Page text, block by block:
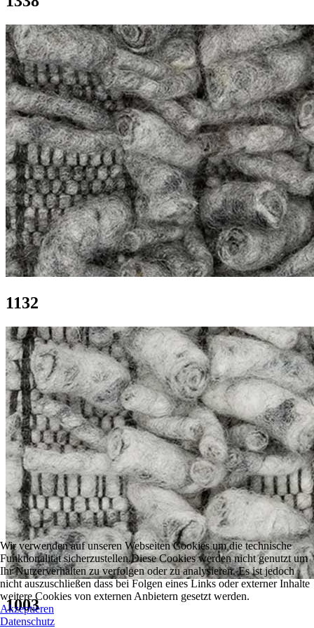
1132
1003
Wir verwenden auf unseren Webseiten Cookies um die technische
Funktionalität sicherzustellen.Diese Cookies werden nicht genutzt um
Ihr Nutzerverhalten zu verfolgen oder zu analysieren. Es ist jedoch
nicht auszuschließen dass bei Folgen eines Links oder externer Inhalte
weitere Cookies von externen Anbietern gesetzt werden.
Akzeptieren
Datenschutz